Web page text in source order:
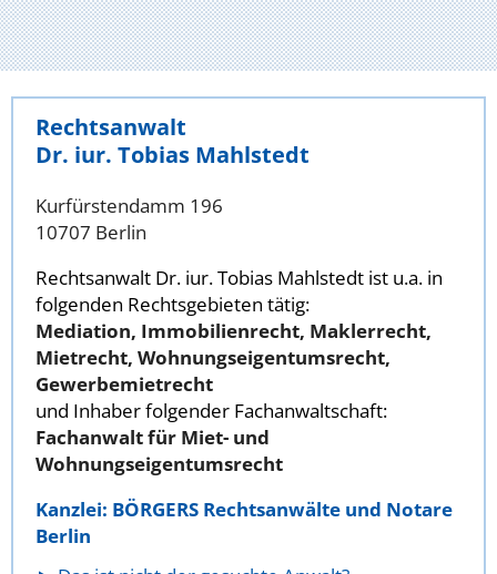
Rechtsanwalt
Dr. iur. Tobias Mahlstedt
Kurfürstendamm 196
10707 Berlin
Rechtsanwalt Dr. iur. Tobias Mahlstedt ist u.a. in
folgenden Rechtsgebieten tätig:
Mediation, Immobilienrecht, Maklerrecht,
Mietrecht, Wohnungseigentumsrecht,
Gewerbemietrecht
und Inhaber folgender Fachanwaltschaft:
Fachanwalt für Miet- und
Wohnungseigentumsrecht
Kanzlei: BÖRGERS Rechtsanwälte und Notare
Berlin